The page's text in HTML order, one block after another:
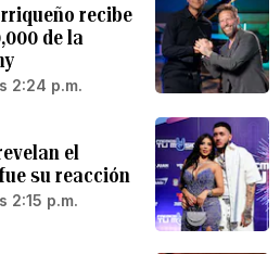
recibe
de la
2:24 p.m.
el
su reacción
2:15 p.m.